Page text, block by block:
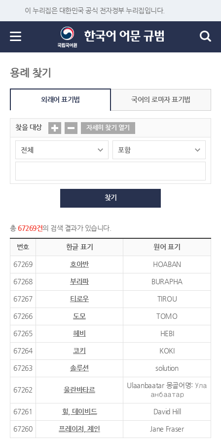
이 누리집은 대한민국 공식 전자정부 누리집입니다.
용례 찾기
외래어 표기법 국어의 로마자 표기법
찾을 대상 자세히 찾기 열기
찾기
총 67269건의 검색 결과가 있습니다.
번호 한글 표기 원어 표기
67269 호아반 HOABAN
67268 부라파 BURAPHA
67267 티로우 TIROU
67266 도모 TOMO
67265 헤비 HEBI
67264 코키 KOKI
67263 솔루션 solution
67262 울란바타르
Ulaanbaatar 몽골어명: Ула
анбаатар
67261 힐, 데이비드 David Hill
67260 프레이저, 제인 Jane Fraser